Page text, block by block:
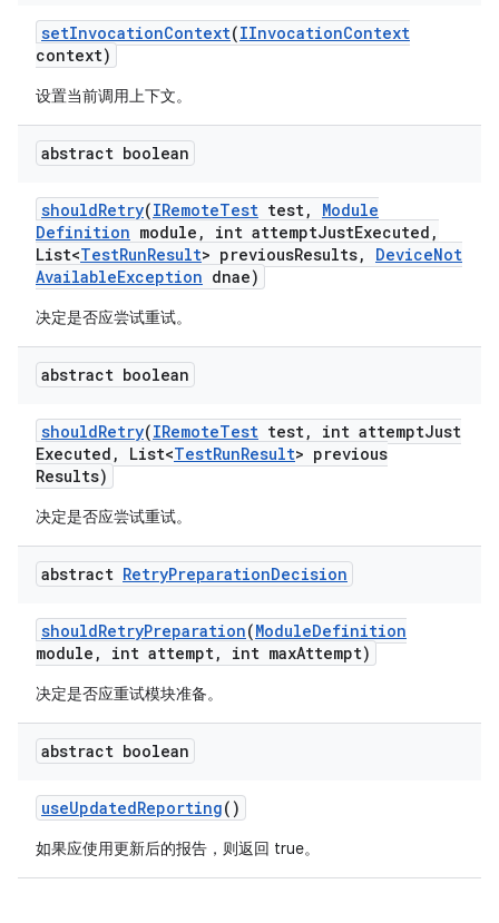
setInvocationContext(IInvocationContext
context)
设置当前调用上下文。
abstract boolean
shouldRetry(IRemoteTest test,
Module
Definition module , int attemptJustExecuted ,
List<TestRunResult> previousResults, DeviceNot
AvailableException dnae)
决定是否应尝试重试。
abstract boolean
shouldRetry(IRemoteTest test, int attemptJust
Executed , List<TestRunResult> previous
Results)
决定是否应尝试重试。
abstract RetryPreparationDecision
shouldRetryPreparation(ModuleDefinition
module , int attempt, int maxAttempt)
决定是否应重试模块准备。
abstract boolean
useUpdatedReporting()
如果应使用更新后的报告，则返回 true。